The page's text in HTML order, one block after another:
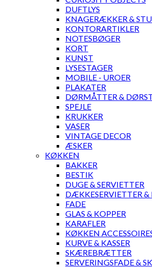
DUFTLYS
KNAGERÆKKER &
KONTORARTIKLER
NOTESBØGER
KORT
KUNST
LYSESTAGER
MOBILE - UROER
PLAKATER
DØRMÅTTER &
SPEJLE
KRUKKER
VASER
VINTAGE DECOR
ÆSKER
KØKKEN
BAKKER
BESTIK
DUGE & SERVIETTER
DÆKKESERVIETTER &
FADE
GLAS & KOPPER
KARAFLER
KØKKEN
KURVE & KASSER
SKÆREBRÆTTER
SERVERINGSFADE &